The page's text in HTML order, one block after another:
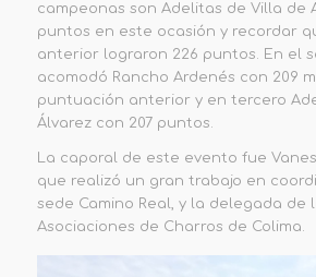
campeonas son Adelitas de Villa de
puntos en este ocasión y recordar
anterior lograron 226 puntos. En el
acomodó Rancho Ardenés con 209
puntuación anterior y en tercero
Álvarez con 207 puntos.
La caporal de este evento fue
que realizó un gran trabajo en
sede Camino Real, y la delegada de
Asociaciones de Charros de Colima.